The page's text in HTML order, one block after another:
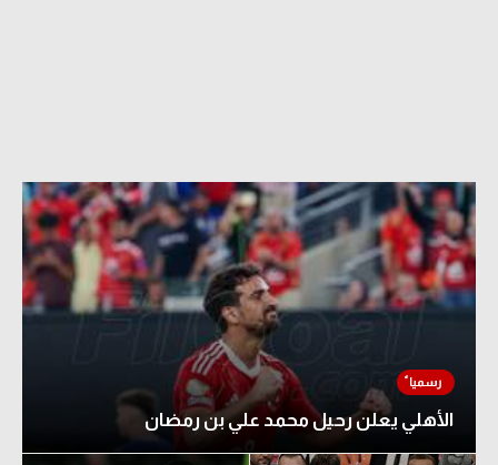
الأهلي يعلن رحيل محمد علي بن رمضان